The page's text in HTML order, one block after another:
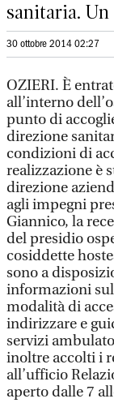
sanitaria. Un
30 ottobre 2014 02:27
OZIERI. È
all’interno
punto di
direzione
condizioni di
realizzazione è
direzione
agli impegni
Giannico, la
del presidio
cosiddette
sono a
informazioni
modalità di
indirizzare e
servizi
inoltre accolti i
all’ufficio
aperto dalle 7